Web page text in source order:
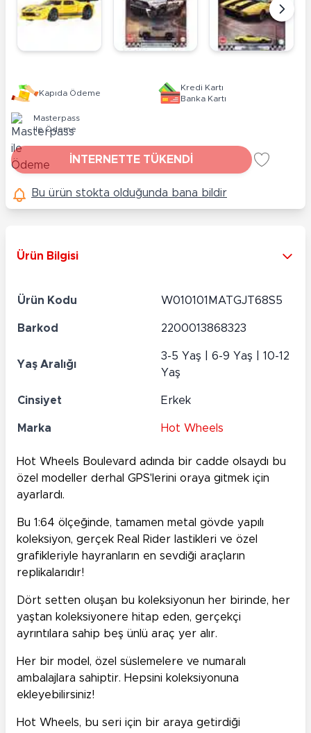
Kapıda Ödeme
Kredi Kartı
Banka Kartı
Masterpass
ile Ödeme
İNTERNETTE TÜKENDİ
Bu ürün stokta olduğunda bana bildir
Ürün Bilgisi
Ürün Kodu W010101MATGJT68S5
Barkod 2200013868323
Yaş Aralığı
3-5 Yaş | 6-9 Yaş | 10-12
Yaş
Cinsiyet Erkek
Marka Hot Wheels
Hot Wheels Boulevard adında bir cadde olsaydı bu
özel modeller derhal GPS'lerini oraya gitmek için
ayarlardı.
Bu 1:64 ölçeğinde, tamamen metal gövde yapılı
koleksiyon, gerçek Real Rider lastikleri ve özel
grafikleriyle hayranların en sevdiği araçların
replikalarıdır!
Dört setten oluşan bu koleksiyonun her birinde, her
yaştan koleksiyonere hitap eden, gerçekçi
ayrıntılara sahip beş ünlü araç yer alır.
Her bir model, özel süslemelere ve numaralı
ambalajlara sahiptir. Hepsini koleksiyonuna
ekleyebilirsiniz!
Hot Wheels, bu seri için bir araya getirdiği